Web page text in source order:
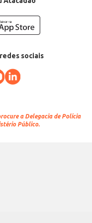
sociais
a Delegacia de Polícia
Público.